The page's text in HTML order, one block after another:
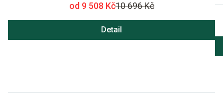
od 9 508 Kč10 696 Kč
Detail